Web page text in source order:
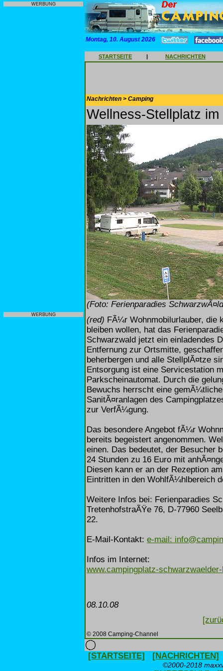
WERBUNG
WERBUNG
Montag, 10. August 2026
STARTSEITE | NACHRICHTEN
Nachrichten > Camping
Wellness-Stellplatz
(Foto: Ferienparadies
(red) FÃ¼r Wohnmobilurlauber, die
bleiben wollen, hat das
Schwarzwald jetzt ein einladendes
Entfernung zur Ortsmitte,
beherbergen und alle StellplÃ¤tze
Entsorgung ist eine Servicestation
Parkscheinautomat. Durch die
Bewuchs herrscht eine
SanitÃ¤ranlagen des
zur VerfÃ¼gung.
Das besondere Angebot fÃ¼r
bereits begeistert angenommen.
einen. Das bedeutet, der Besucher
24 Stunden zu 16 Euro mit
Diesen kann er an der Rezeption
Eintritten in den WohlfÃ¼hlbereich
Weitere Infos bei: Ferienparadies
TretenhofstraÃŸe 76, D-77960
22.
E-Mail-Kontakt: e-mail:
Infos im Internet:
www.campingplatz-
08.10.08
© 2008 Camping-Channel
[STARTSEITE] [NACHRICHTEN]
©2000-2018